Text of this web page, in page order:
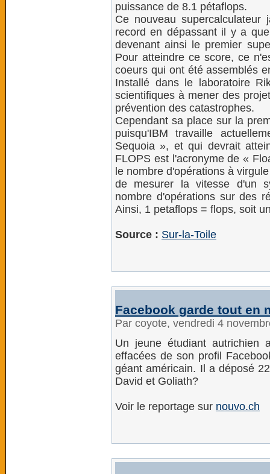
puissance de 8.1 pétaflops.
Ce nouveau supercalculateur
record en dépassant il y a
devenant ainsi le premier
Pour atteindre ce score, ce
coeurs qui ont été assemblés
Installé dans le laboratoire
scientifiques à mener des
prévention des catastrophes.
Cependant sa place sur la
puisqu'IBM travaille
Sequoia », et qui devrait
FLOPS est l'acronyme de «
le nombre d'opérations à
de mesurer la vitesse d'un
nombre d'opérations sur des
Ainsi, 1 petaflops = flops, soit
Source : Sur-la-Toile
Facebook garde tout en
Par coyote, vendredi 4
Un jeune étudiant autrichien
effacées de son profil
géant américain. Il a déposé
David et Goliath?
Voir le reportage sur nouvo.ch